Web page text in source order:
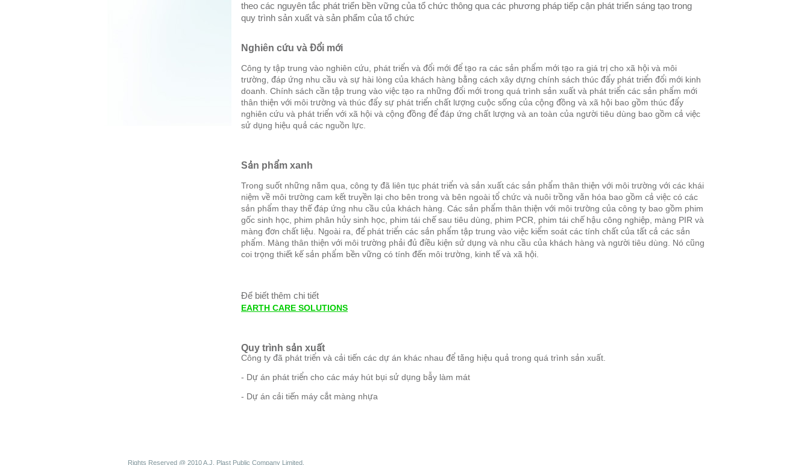
theo các nguyên tắc phát triển bền vững của tổ chức thông qua các phương pháp tiếp cận phát triển sáng tạo trong
quy trình sản xuất và sản phẩm của tổ chức
Nghiên cứu và Đổi mới
Công ty tập trung vào nghiên cứu, phát triển và đổi mới để tạo ra các sản phẩm mới tạo ra giá trị cho xã hội và môi
trường, đáp ứng nhu cầu và sự hài lòng của khách hàng bằng cách xây dựng chính sách thúc đẩy phát triển đổi mới kinh
doanh. Chính sách cần tập trung vào việc tạo ra những đổi mới trong quá trình sản xuất và phát triển các sản phẩm mới
thân thiện với môi trường và thúc đẩy sự phát triển chất lượng cuộc sống của cộng đồng và xã hội bao gồm thúc đẩy
nghiên cứu và phát triển với xã hội và cộng đồng để đáp ứng chất lượng và an toàn của người tiêu dùng bao gồm cả việc
sử dụng hiệu quả các nguồn lực.
Sản phẩm xanh
Trong suốt những năm qua, công ty đã liên tục phát triển và sản xuất các sản phẩm thân thiện với môi trường với các khái
niệm về môi trường cam kết truyền lại cho bên trong và bên ngoài tổ chức và nuôi trồng văn hóa bao gồm cả việc có các
sản phẩm thay thế đáp ứng nhu cầu của khách hàng. Các sản phẩm thân thiện với môi trường của công ty bao gồm phim
gốc sinh học, phim phân hủy sinh học, phim tái chế sau tiêu dùng, phim PCR, phim tái chế hậu công nghiệp, màng PIR và
màng đơn chất liệu. Ngoài ra, để phát triển các sản phẩm tập trung vào việc kiểm soát các tính chất của tất cả các sản
phẩm. Màng thân thiện với môi trường phải đủ điều kiện sử dụng và nhu cầu của khách hàng và người tiêu dùng. Nó cũng
coi trọng thiết kế sản phẩm bền vững có tính đến môi trường, kinh tế và xã hội.
Để biết thêm chi tiết
EARTH CARE SOLUTIONS
Quy trình sản xuất
Công ty đã phát triển và cải tiến các dự án khác nhau để tăng hiệu quả trong quá trình sản xuất.
- Dự án phát triển cho các máy hút bụi sử dụng bẫy làm mát
- Dự án cải tiến máy cắt màng nhựa
Rights Reserved @ 2010 A.J. Plast Public Company Limited.